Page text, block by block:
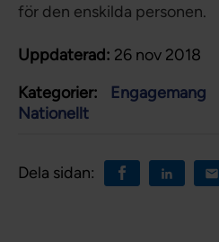
för den enskilda personen.
Uppdaterad: 26 nov 2018
Kategorier:
Engagemang
Nationellt
Dela sidan: